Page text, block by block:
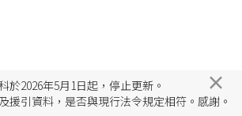
於2026年5月1日起，停止更新。
援引資料，是否與現行法令規定相符。感謝。
×